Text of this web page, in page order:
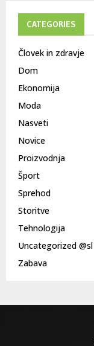
CATEGORIES
Človek in zdravje
Dom
Ekonomija
Moda
Nasveti
Novice
Proizvodnja
Šport
Sprehod
Storitve
Tehnologija
Uncategorized @sl
Zabava